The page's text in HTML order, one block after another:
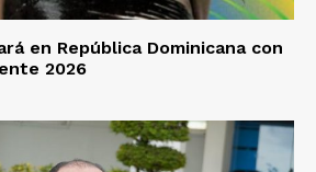
en República Dominicana con
2026